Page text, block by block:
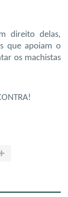
direito delas,
que apoiam o
os machistas